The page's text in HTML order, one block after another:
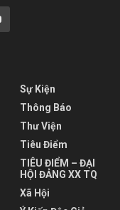
Sự Kiện
Thông Báo
Thư Viện
Tiêu Điểm
TIÊU ĐIỂM – ĐẠI
HỘI ĐẢNG XX TQ
Xã Hội